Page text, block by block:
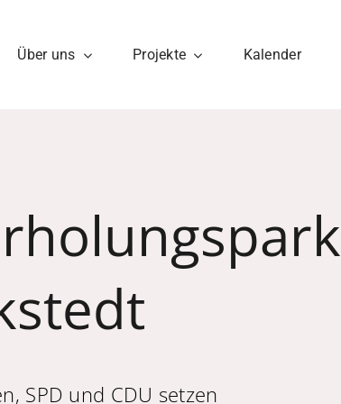
Über uns Projekte Kalender
SPD und CDU setzen